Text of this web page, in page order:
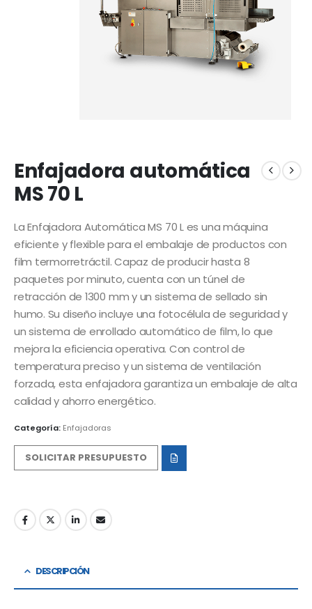
Enfajadora automática
MS 70 L
La Enfajadora Automática MS 70 L es una máquina
eficiente y flexible para el embalaje de productos con
film termorretráctil. Capaz de producir hasta 8
paquetes por minuto, cuenta con un túnel de
retracción de 1300 mm y un sistema de sellado sin
humo. Su diseño incluye una fotocélula de seguridad y
un sistema de enrollado automático de film, lo que
mejora la eficiencia operativa. Con control de
temperatura preciso y un sistema de ventilación
forzada, esta enfajadora garantiza un embalaje de alta
calidad y ahorro energético​.
Categoría: Enfajadoras
SOLICITAR PRESUPUESTO
DESCRIPCIÓN